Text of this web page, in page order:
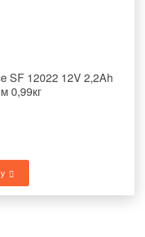
SF 12022 12V 2,2Ah
0,99кг